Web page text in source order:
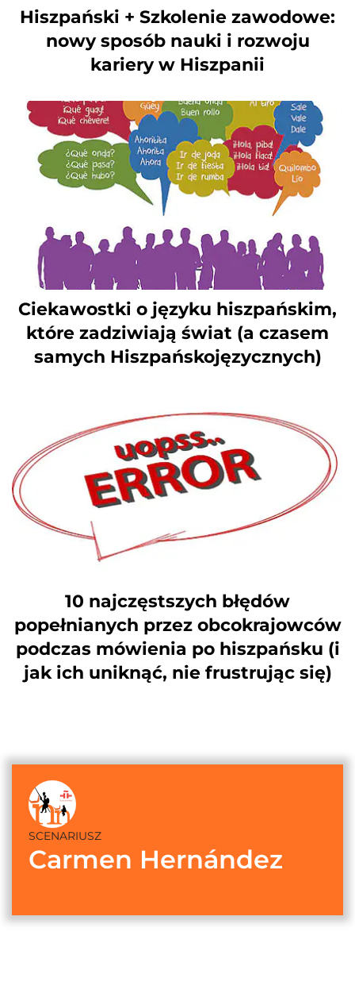
Hiszpański + Szkolenie zawodowe:
nowy sposób nauki i rozwoju
kariery w Hiszpanii
Ciekawostki o języku hiszpańskim,
które zadziwiają świat (a czasem
samych Hiszpańskojęzycznych)
10 najczęstszych błędów
popełnianych przez obcokrajowców
podczas mówienia po hiszpańsku (i
jak ich uniknąć, nie frustrując się)
SCENARIUSZ
Carmen Hernández